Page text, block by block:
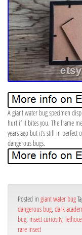
A giant water bug specimen
hurt if it bites you. The frame
years ago but it’s still in
dangerous bugs.
Posted in giant water bug
dangerous bug dark
bug insect curiosity,
rare insect